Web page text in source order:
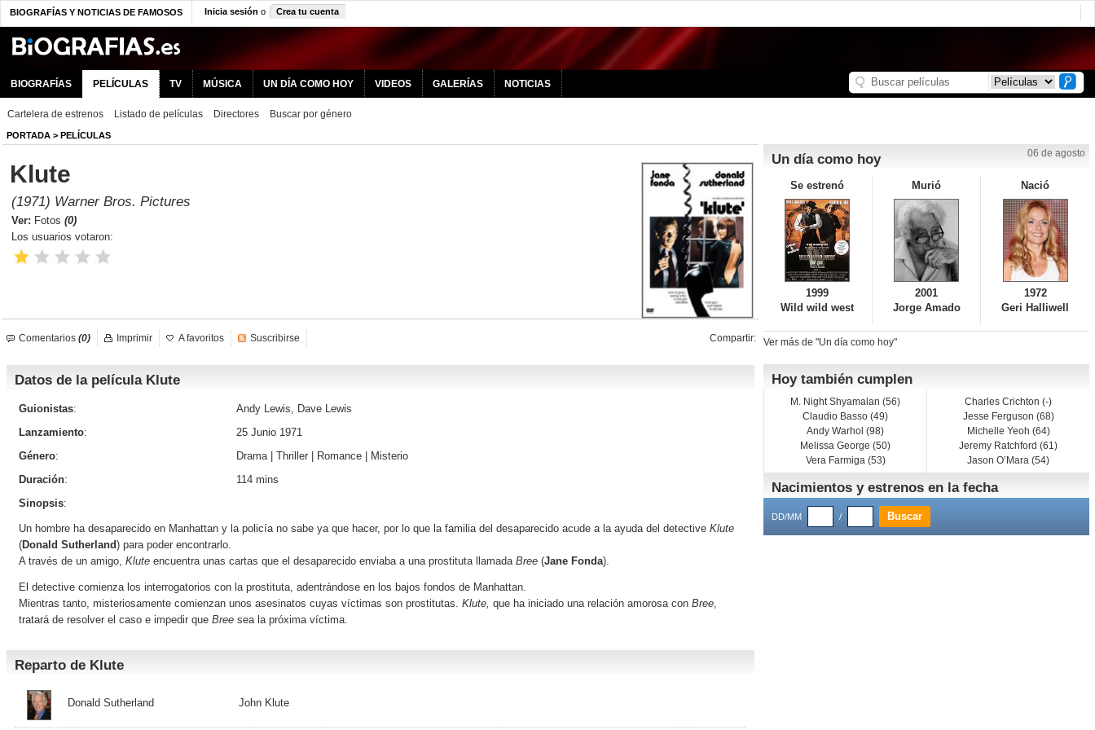
BIOGRAFÍAS Y NOTICIAS DE FAMOSOS Inicia sesión o Crea tu cuenta
BIOGRAFÍAS PELÍCULAS TV MÚSICA UN DÍA COMO HOY VIDEOS GALERÍAS NOTICIAS
Cartelera de estrenos Listado de películas Directores Buscar por género
PORTADA > PELÍCULAS
Klute
(1971) Warner Bros. Pictures
Ver: Fotos (0)
Los usuarios votaron:
Comentarios (0) Compartir:
Imprimir A favoritos Suscribirse
Datos de la película Klute
Guionistas:
Andy Lewis, Dave Lewis
Lanzamiento:
25 Junio 1971
Género: Drama| Thriller Romance
Misterio
Duración:
114 mins
Sinopsis:
Un hombre ha desaparecido en Manhattan y la policía no sabe ya que hacer, por lo que la familia del desaparecido acude a la ayuda del detective Klute
(Donald Sutherland) para poder encontrarlo.
A través de un amigo, Klute encuentra unas cartas que el desaparecido enviaba a una prostituta llamada Bree (Jane Fonda).
El detective comienza los interrogatorios con la prostituta, adentrándose en los bajos fondos de Manhattan.
Mientras tanto, misteriosamente comienzan unos asesinatos cuyas víctimas son prostitutas. Klute, que ha iniciado una relación amorosa con Bree,
tratará de resolver el caso e impedir que Bree sea la próxima víctima.
Reparto de Klute
Donald Sutherland John Klute
Un día como hoy 06 de agosto
Se estrenó
1999
Wild wild west
Murió
2001
Jorge Amado
Nació
1972
Geri Halliwell
Ver más de "Un día como hoy"
Hoy también cumplen
M. Night Shyamalan (56)
Claudio Basso (49)
Andy Warhol (98)
Melissa George (50)
Vera Farmiga (53)
Charles Crichton (-)
Jesse Ferguson (68)
Michelle Yeoh (64)
Jeremy Ratchford (61)
Jason O’Mara (54)
Nacimientos y estrenos en la fecha
DD/MM /